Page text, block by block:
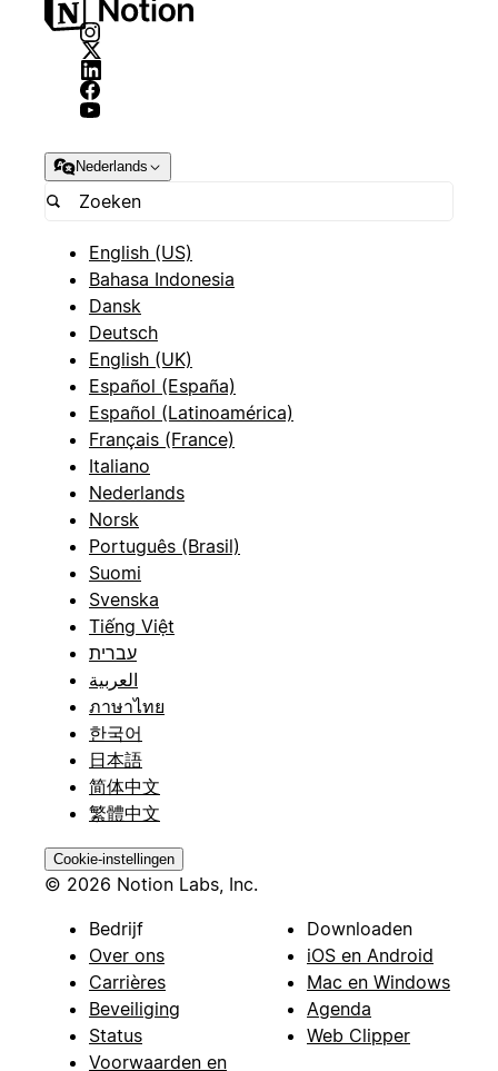
Nederlands
English (US)
Bahasa Indonesia
Dansk
Deutsch
English (UK)
Español (España)
Español (Latinoamérica)
Français (France)
Italiano
Nederlands
Norsk
Português (Brasil)
Suomi
Svenska
Tiếng Việt
עברית
العربية
ภาษาไทย
한국어
日本語
简体中文
繁體中文
Cookie-instellingen
© 2026 Notion Labs, Inc.
Bedrijf
Over ons
Carrières
Beveiliging
Status
Voorwaarden en
Downloaden
iOS en Android
Mac en Windows
Agenda
Web Clipper